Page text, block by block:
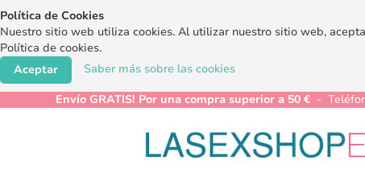
Política de Cookies
Nuestro sitio web utiliza cookies. Al utilizar nuestro sitio web,
Política de cookies.
Saber más sobre las cookies
Aceptar
Envío GRATIS! Por una compra superior a 50 € -